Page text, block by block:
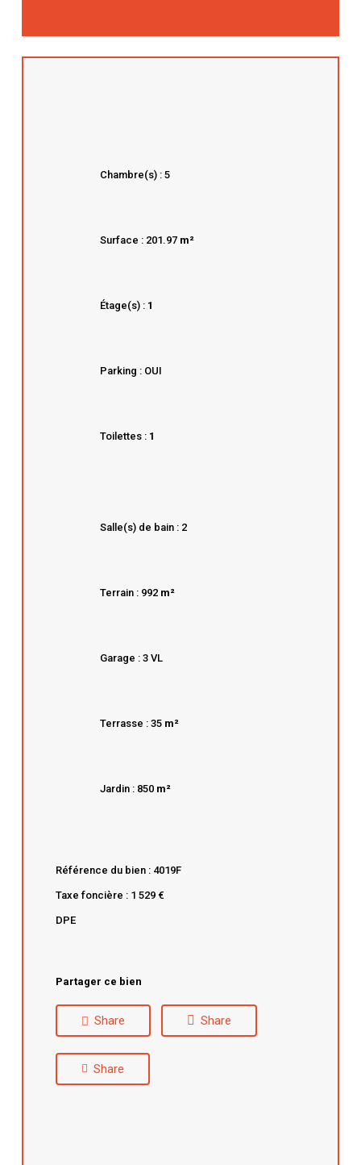
Chambre(s) : 5
Surface : 201.97 m²
Étage(s) : 1
Parking : OUI
Toilettes : 1
Salle(s) de bain : 2
Terrain : 992 m²
Garage : 3 VL
Terrasse : 35 m²
Jardin : 850 m²
Référence du bien : 4019F
Taxe foncière : 1 529 €
DPE
Partager ce bien
Share Share
Share